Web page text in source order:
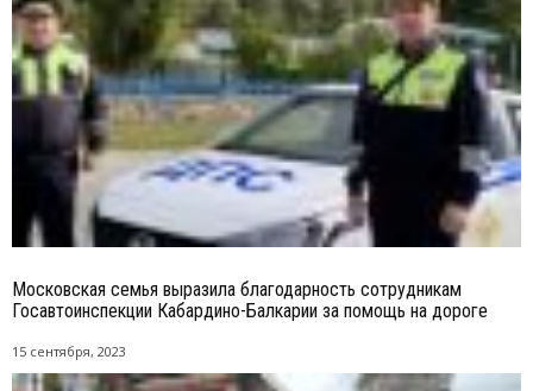
Московская семья выразила благодарность сотрудникам
Госавтоинспекции Кабардино-Балкарии за помощь на дороге
15 сентября, 2023